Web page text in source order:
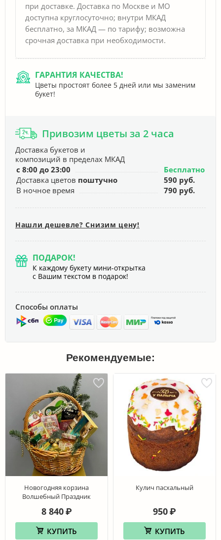
при доставке. Доставка по Москве и МО
доступна круглосуточно; внутри МКАД
бесплатно, за МКАД — по тарифу; возможна
срочная доставка при необходимости.
ГАРАНТИЯ КАЧЕСТВА!
Цветы простоят более 5 дней или мы заменим
букет!
Привозим цветы за 2 часа
Доставка букетов и
композиций в пределах МКАД
с 8:00 до 23:00
Бесплатно
Доставка цветов поштучно
590 руб.
В ночное время
790 руб.
Нашли дешевле? Снизим цену!
ПОДАРОК!
К каждому букету мини-открытка
с Вашим текстом в подарок!
Способы оплаты
Рекомендуемые:
Новогодняя корзина
Волшебный Праздник
8 840 ₽
КУПИТЬ
Кулич пасхальный
950₽
КУПИТЬ